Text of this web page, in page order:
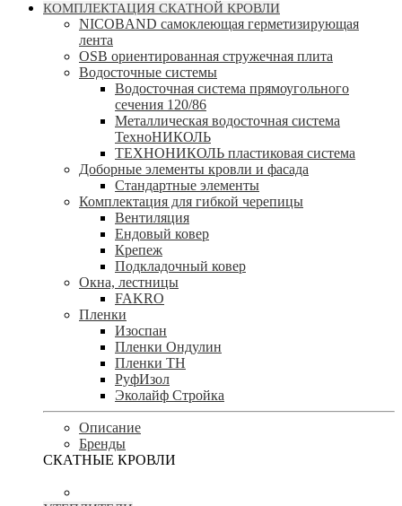
КОМПЛЕКТАЦИЯ СКАТНОЙ КРОВЛИ
NICOBAND cамоклеющая герметизирующая
лента
OSB ориентированная стружечная плита
Водосточные системы
Водосточная система прямоугольного
сечения 120/86
Металлическая водосточная система
ТехноНИКОЛЬ
ТЕХНОНИКОЛЬ пластиковая система
Доборные элементы кровли и фасада
Стандартные элементы
Комплектация для гибкой черепицы
Вентиляция
Ендовый ковер
Крепеж
Подкладочный ковер
Окна, лестницы
FAKRO
Пленки
Изоспан
Пленки Ондулин
Пленки ТН
РуфИзол
Эколайф Стройка
Описание
Бренды
СКАТНЫЕ КРОВЛИ